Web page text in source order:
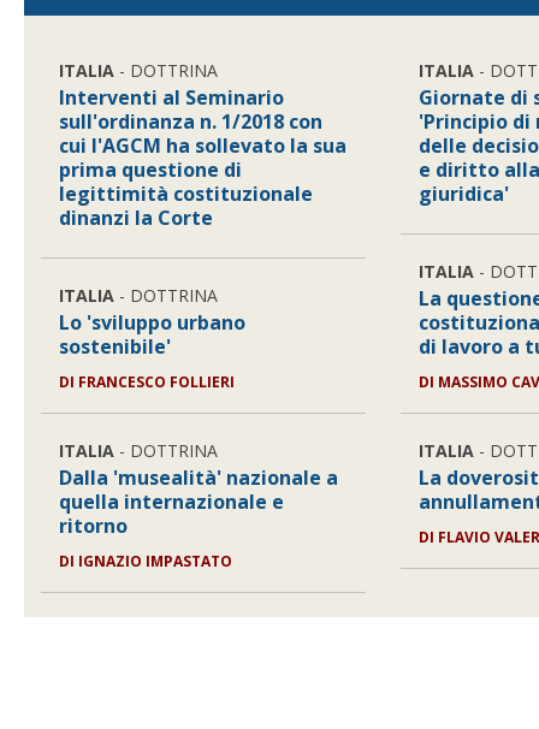
ITALIA - DOTTRINA
Interventi al Seminario
sull'ordinanza n. 1/2018 con
cui l'AGCM ha sollevato la sua
prima questione di
legittimità costituzionale
dinanzi la Corte
ITALIA - DOTTRINA
Lo 'sviluppo urbano
sostenibile'
DI FRANCESCO FOLLIERI
ITALIA - DOTTRINA
Dalla 'musealità' nazionale a
quella internazionale e
ritorno
DI IGNAZIO IMPASTATO
ITALIA -
Giornate di
'Principio di
delle
e diritto
giuridica'
ITALIA -
La
di lavoro a
DI MASSIMO
ITALIA -
La
DI FLAVIO